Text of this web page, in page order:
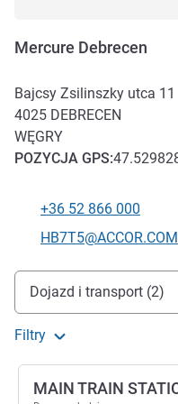
Mercure Debrecen
Bajcsy Zsilinszky utca 11
4025 DEBRECEN
WĘGRY
POZYCJA GPS:
Telefon
+36 52 866 000
Kontaktowy adres e-
HB7T5@ACCOR.COM
Dojazd i transport
Dojazd i transport (2)
Filtry
MAIN TRAIN